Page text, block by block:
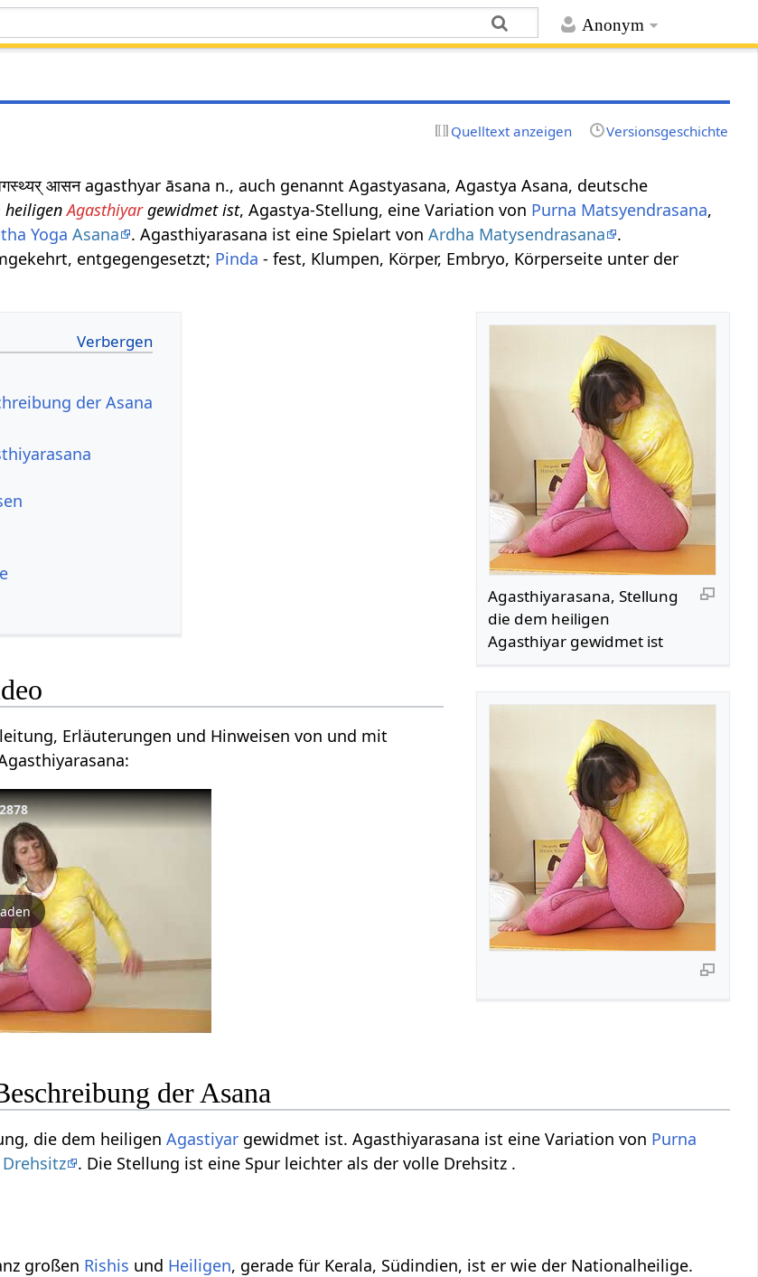
Anonym
Quelltext anzeigen Versionsgeschichte
आसन agasthyar āsana n., auch genannt Agastyasana, Agastya Asana, deutsche
heiligenAgasthiyargewidmet ist, Agastya-Stellung, eine Variation von Purna Matsyendrasana,
Yoga Asana . Agasthiyarasana ist eine Spielart vonArdha Matysendrasana
.
entgegengesetzt; Pinda - fest, Klumpen, Körper, Embryo, Körperseite unter der
Agasthiyarasana, Stellung
die dem heiligen
Agasthiyar gewidmet ist
der Asana
Erläuterungen und Hinweisen von und mit
der Asana
die dem heiligenAgastiyar gewidmet ist. Agasthiyarasana ist eine Variation von Purna
Drehsitz . Die Stellung ist eine Spur leichter als der volle Drehsitz .
großen Rishis und Heiligen, gerade für Kerala, Südindien, ist er wie der Nationalheilige.